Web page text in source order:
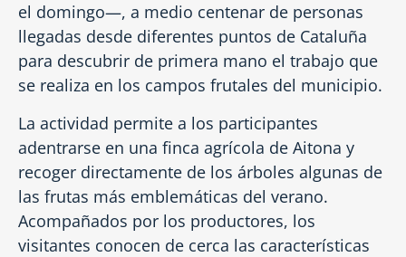
el domingo—, a medio centenar de personas
llegadas desde diferentes puntos de Cataluña
para descubrir de primera mano el trabajo que
se realiza en los campos frutales del municipio.
La actividad permite a los participantes
adentrarse en una finca agrícola de Aitona y
recoger directamente de los árboles algunas de
las frutas más emblemáticas del verano.
Acompañados por los productores, los
visitantes conocen de cerca las características